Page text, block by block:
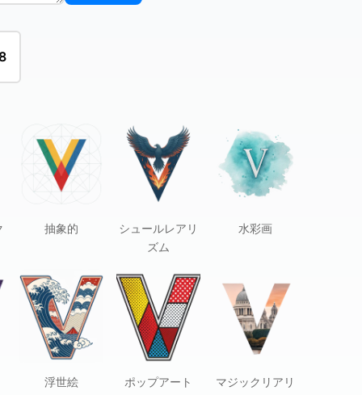
抽象的
シュールレアリ
ズム
水彩画
浮世絵 ポップアート
マジックリアリ